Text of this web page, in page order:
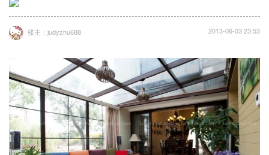
楼主：judyzhu688 2013-06-03 23:53